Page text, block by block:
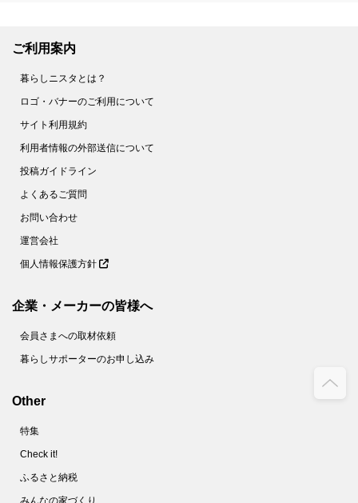
ご利用案内
暮らしニスタとは？
ロゴ・バナーのご利用について
サイト利用規約
利用者情報の外部送信について
投稿ガイドライン
よくあるご質問
お問い合わせ
運営会社
個人情報保護方針
企業・メーカーの皆様へ
会員さまへの取材依頼
暮らしサポーターのお申し込み
Other
特集
Check it!
ふるさと納税
みんなの家づくり